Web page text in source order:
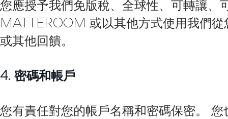
您應授予我們免版稅、全球性、可轉讓、
MATTEROOM 或以其他方式使用我們
或其他回饋。
4. 密碼和帳戶
您有責任對您的帳戶名稱和密碼保密。